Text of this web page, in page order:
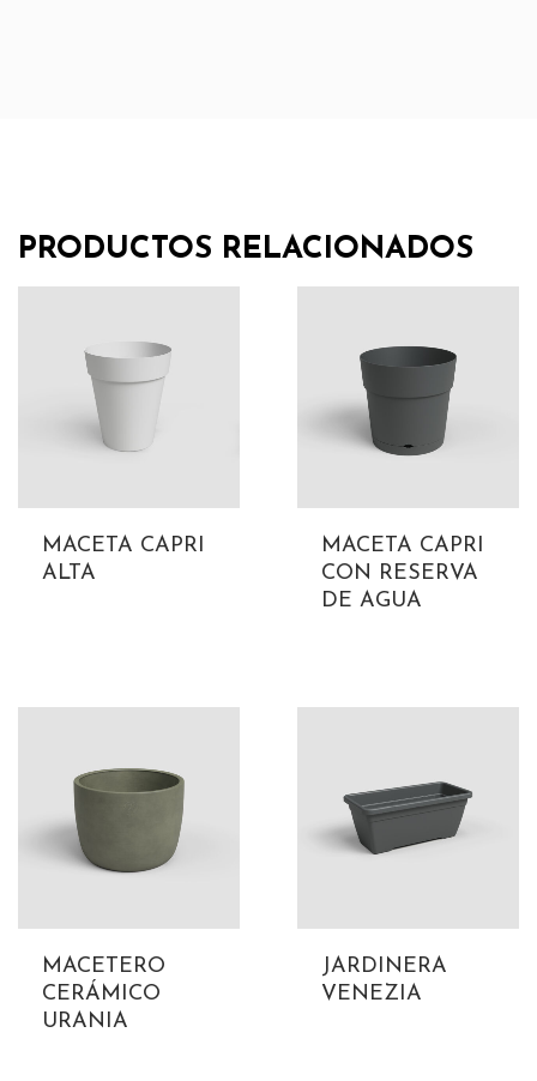
PRODUCTOS RELACIONADOS
MACETA CAPRI
ALTA
MACETA CAPRI
CON RESERVA
DE AGUA
MACETERO
CERÁMICO
URANIA
JARDINERA
VENEZIA